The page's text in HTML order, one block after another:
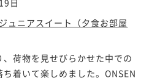
ュニアスイート（夕食お部屋
荷物を見せびらかせた中での
着いて楽しめました。ONSEN